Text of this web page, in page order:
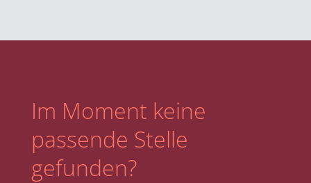
Im Moment keine
passende Stelle
gefunden?